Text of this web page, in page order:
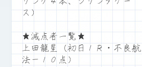
ス）
★減点者一覧★
上田龍星（初日１Ｒ・不良航
法－１０点）